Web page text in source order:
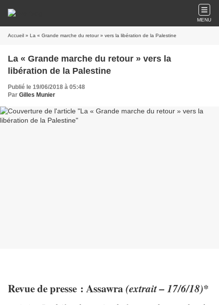
MENU
Accueil » La « Grande marche du retour » vers la libération de la Palestine
La « Grande marche du retour » vers la
libération de la Palestine
Publié le 19/06/2018 à 05:48
Par Gilles Munier
Revue de presse : Assawra(extrait – 17/6/18)*